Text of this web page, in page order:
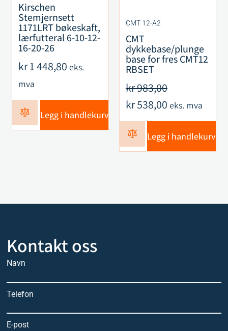
Kirschen
Stemjernsett
1171LRT bøkeskaft,
lærfutteral 6-10-12-
16-20-26
kr1 448,80 eks.
mva
Legg i handlekurv
CMT 12-A2
CMT
dykkebase/plunge
base for fres CMT12
RBSET
kr983,00
kr538,00 eks. mva
Legg i handlekurv
Kontakt oss
Navn
Telefon
E-post